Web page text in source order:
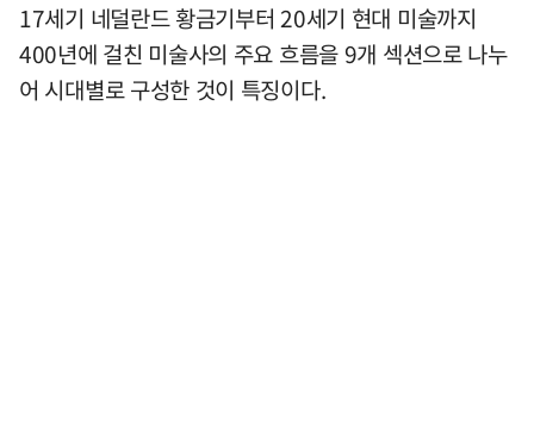
17세기 네덜란드 황금기부터 20세기 현대 미술까지
400년에 걸친 미술사의 주요 흐름을 9개 섹션으로 나누
어 시대별로 구성한 것이 특징이다.